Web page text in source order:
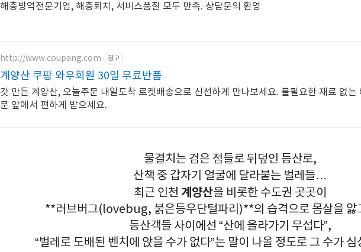
해충방역전문기업, 해충퇴치, 서비스품질 모두 만족. 상담문의 환영
http://www.coupang.com 광고
계양산 쿠팡 와우회원 30일 무료반품
갓 만든 계양산, 오늘주문 내일도착 로켓배송으로 신선하게 만나보세요. 불필요한 재료 없는
문 앞에서 편하게 받으세요.
물결치는 검은 점들로 뒤덮인 등산로,
산책 중 갑자기 얼굴에 달라붙는 벌레들…
최근 인천 계양산을 비롯한 수도권 곳곳이
**러브버그(lovebug, 붉은등우단털파리)**의 습격으로 몸살을 앓
등산객들 사이에선 “산에 올라가기 무섭다”,
“벌레로 도배된 벤치에 앉을 수가 없다”는 말이 나올 정도로 그 수가